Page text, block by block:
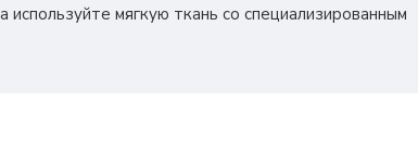
мягкую ткань со специализированным